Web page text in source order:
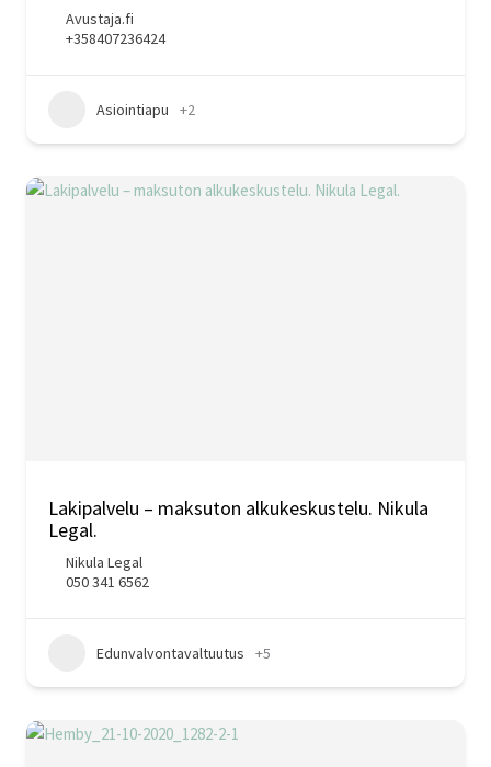
Avustaja.fi
+358407236424
Asiointiapu +2
Lakipalvelu – maksuton alkukeskustelu. Nikula
Legal.
Nikula Legal
050 341 6562
Edunvalvontavaltuutus +5